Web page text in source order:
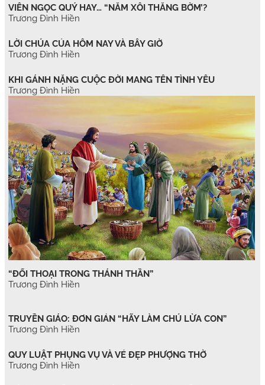
VIÊN NGỌC QUÝ HAY… “NẮM XÔI THẰNG BỜM’?
Trương Đình Hiền
LỜI CHÚA CỦA HÔM NAY VÀ BÂY GIỜ
Trương Đình Hiền
KHI GÁNH NẶNG CUỘC ĐỜI MANG TÊN TÌNH YÊU
Trương Đình Hiền
“ĐỐI THOẠI TRONG THÁNH THẦN”
Trương Đình Hiền
TRUYỀN GIÁO: ĐƠN GIẢN “HÃY LÀM CHÚ LỪA CON”
Trương Đình Hiền
QUY LUẬT PHỤNG VỤ VÀ VẺ ĐẸP PHƯỢNG THỜ
Trương Đình Hiền